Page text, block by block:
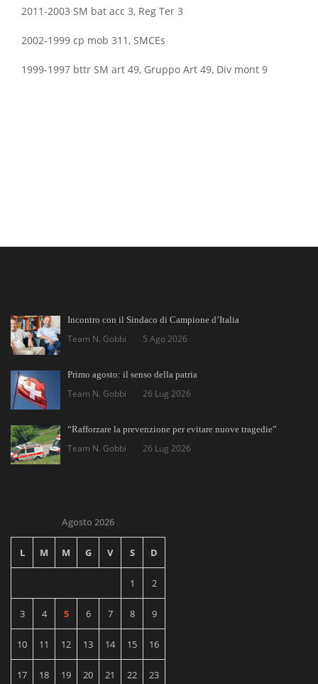
2011-2003 SM bat acc 3, Reg Ter 3
2002-1999 cp mob 311, SMCEs
1999-1997 bttr SM art 49, Gruppo Art 49, Div mont 9
Incontro con il Sindaco di Campione d’Italia
Team N. Gobbi 5 Ago 2026
Primo agosto: il senso della patria
Team N. Gobbi 26 Lug 2026
“Rafforzare la prevenzione per evitare nuove tragedie”
Team N. Gobbi 26 Lug 2026
Agosto 2026
L M M G V S D
1 2
3 4 5 6 7 8 9
10 11 12 13 14 15 16
17 18 19 20 21 22 23